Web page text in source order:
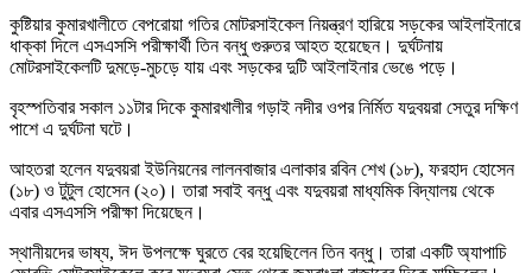
কুষ্টিয়ার কুমারখালীতে বেপরোয়া গতির মোটরসাইকেল নিয়ন্ত্রণ হারিয়ে সড়কের আইলাইনারে
ধাক্কা দিলে এসএসসি পরীক্ষার্থী তিন বন্ধু গুরুতর আহত হয়েছেন। দুর্ঘটনায়
মোটরসাইকেলটি দুমড়ে-মুচড়ে যায় এবং সড়কের দুটি আইলাইনার ভেঙে পড়ে।
বৃহস্পতিবার সকাল ১১টার দিকে কুমারখালীর গড়াই নদীর ওপর নির্মিত যদুবয়রা সেতুর দক্ষিণ
পাশে এ দুর্ঘটনা ঘটে।
আহতরা হলেন যদুবয়রা ইউনিয়নের লালনবাজার এলাকার রবিন শেখ (১৮), ফরহাদ হোসেন
(১৮) ও টুটুল হোসেন (২০)। তারা সবাই বন্ধু এবং যদুবয়রা মাধ্যমিক বিদ্যালয় থেকে
এবার এসএসসি পরীক্ষা দিয়েছেন।
স্থানীয়দের ভাষ্য, ঈদ উপলক্ষে ঘুরতে বের হয়েছিলেন তিন বন্ধু। তারা একটি অ্যাপাচি